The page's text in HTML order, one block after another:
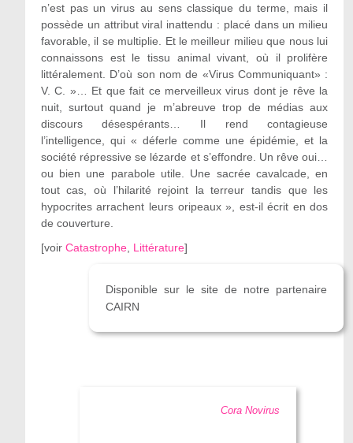
n’est pas un virus au sens classique du terme, mais il
possède un attribut viral inattendu : placé dans un milieu
favorable, il se multiplie. Et le meilleur milieu que nous lui
connaissons est le tissu animal vivant, où il prolifère
littéralement. D’où son nom de «Virus Communiquant» :
V. C. »… Et que fait ce merveilleux virus dont je rêve la
nuit, surtout quand je m’abreuve trop de médias aux
discours désespérants… Il rend contagieuse
l’intelligence, qui « déferle comme une épidémie, et la
société répressive se lézarde et s’effondre. Un rêve oui…
ou bien une parabole utile. Une sacrée cavalcade, en
tout cas, où l’hilarité rejoint la terreur tandis que les
hypocrites arrachent leurs oripeaux », est-il écrit en dos
de couverture.
[voirCatastrophe, Littérature]
Disponible sur le site de notre partenaire
CAIRN
Cora Novirus